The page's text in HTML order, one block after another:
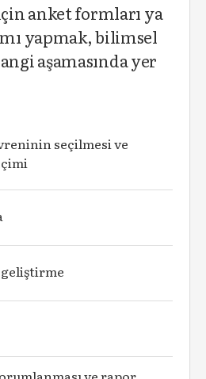
anket formları ya
yapmak, bilimsel
aşamasında yer
seçilmesi ve
geliştirme